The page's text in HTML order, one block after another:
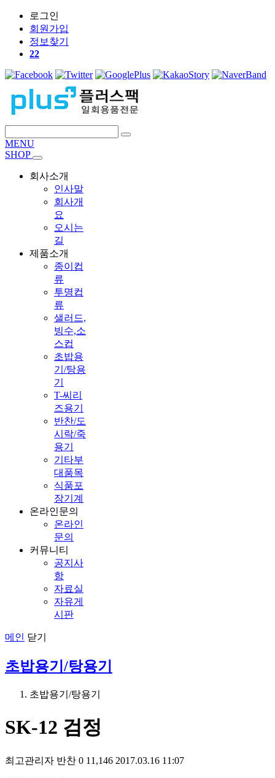
로그인
회원 가입
정보찾기
22
MENU
SHOP
회사소개
인사말
회사개
요
오시는
길
제품소개
종이컵
류
투명컵
류
샐러드,
빙수,소
스컵
초밥용
기/탕용
기
T-씨리
즈용기
반찬/도
시락/죽
용기
기타부
대품목
식품포
장기계
온라인문의
온라인
문의
커뮤니티
공지사
항
자료실
자유게
시판
메인 닫기
초밥용기/탕용기
초밥용기/탕용기
SK-12 검정
최고관리자 반찬 0 11,146 2017.03.16 11:07